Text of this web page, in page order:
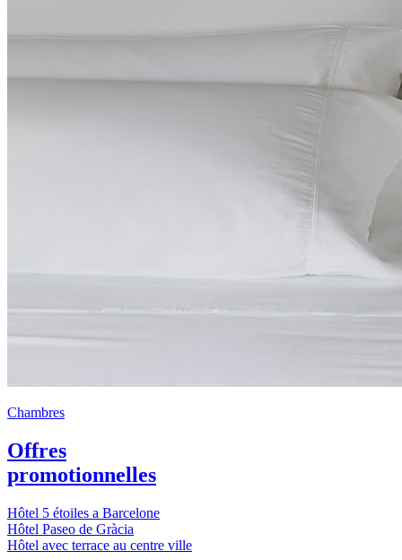
Chambres
Offres
promotionnelles
Hôtel 5 étoiles a Barcelone
Hôtel Paseo de Gràcia
Hôtel avec terrace au centre ville